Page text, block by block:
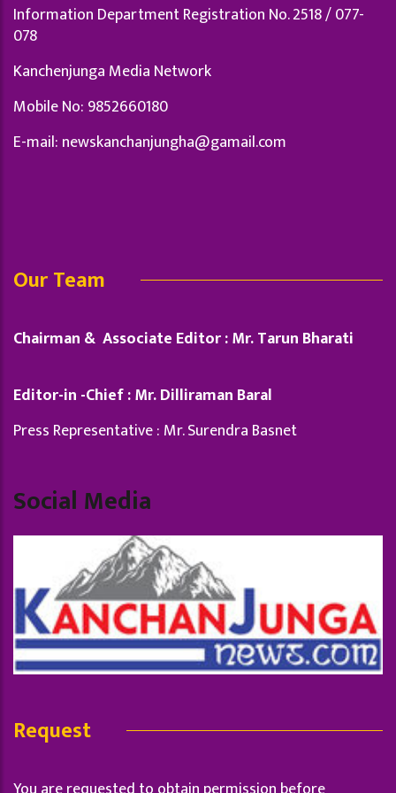
Information Department Registration No. 2518 / 077-
078
Kanchenjunga Media Network
Mobile No: 9852660180
E-mail: newskanchanjungha@gamail.com
Our Team
Chairman & Associate Editor : Mr. Tarun Bharati
Editor-in -Chief : Mr. Dilliraman Baral
Press Representative : Mr. Surendra Basnet
Social Media
Request